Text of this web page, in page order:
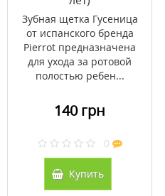
Зубная щетка Гусеница
от испанского бренда
Pierrot предназначена
для ухода за ротовой
полостью ребен...
140 грн
0
Купить